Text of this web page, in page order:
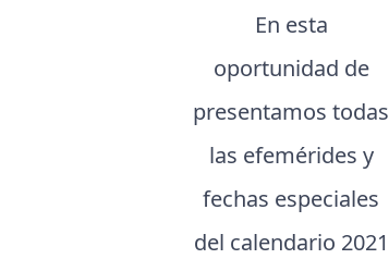
En esta
oportunidad de
presentamos todas
las efemérides y
fechas especiales
del calendario 2021